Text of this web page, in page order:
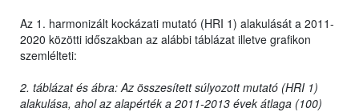
Az 1. harmonizált kockázati mutató (HRI 1) alakulását a 2011-
2020 közötti időszakban az alábbi táblázat illetve grafikon
szemlélteti:
2. táblázat és ábra: Az összesített súlyozott mutató (HRI 1)
alakulása, ahol az alapérték a 2011-2013 évek átlaga (100)